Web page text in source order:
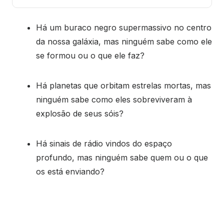
Há um buraco negro supermassivo no centro
da nossa galáxia, mas ninguém sabe como ele
se formou ou o que ele faz?
Há planetas que orbitam estrelas mortas, mas
ninguém sabe como eles sobreviveram à
explosão de seus sóis?
Há sinais de rádio vindos do espaço
profundo, mas ninguém sabe quem ou o que
os está enviando?